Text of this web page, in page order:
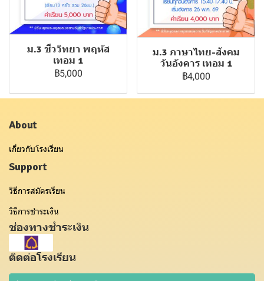
ม.3 ชีววิทยา พฤหัส
เทอม 1
฿5,000
ม.3 ภาษาไทย-สังคม
วันอังคาร เทอม 1
฿4,000
About
เกี่ยวกับโรงเรียน
Support
วิธีการสมัครเรียน
วิธีการชำระเงิน
ช่องทางชำระเงิน
ติดต่อโรงเรียน